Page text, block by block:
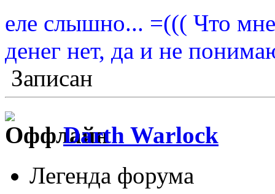
еле слышно... =((( Что
денег нет, да и не
Записан
Darth Warlock
Легенда форума